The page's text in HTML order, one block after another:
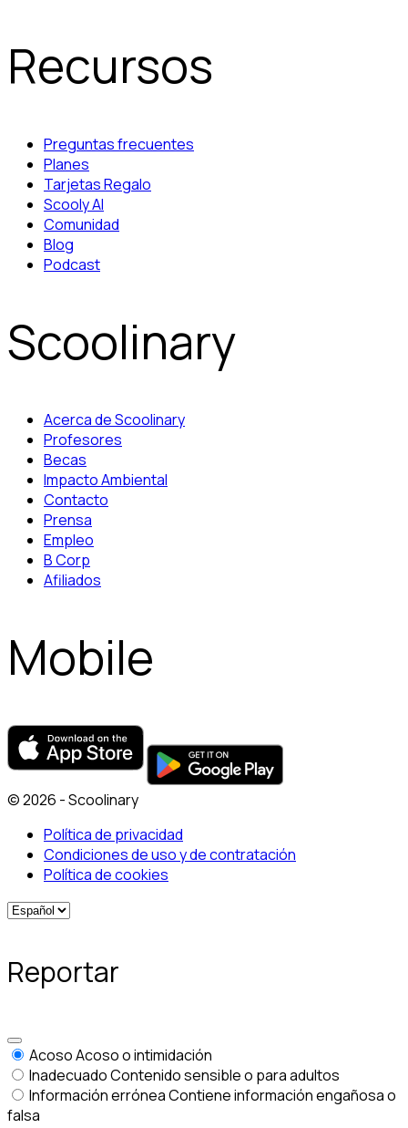
Recursos
Preguntas frecuentes
Planes
Tarjetas Regalo
Scooly AI
Comunidad
Blog
Podcast
Scoolinary
Acerca de Scoolinary
Profesores
Becas
Impacto Ambiental
Contacto
Prensa
Empleo
B Corp
Afiliados
Mobile
© 2026 - Scoolinary
Política de privacidad
Condiciones de uso y de contratación
Política de cookies
Reportar
AcosoAcoso o intimidación
InadecuadoContenido sensible o para adultos
Información erróneaContiene información engañosa o
falsa